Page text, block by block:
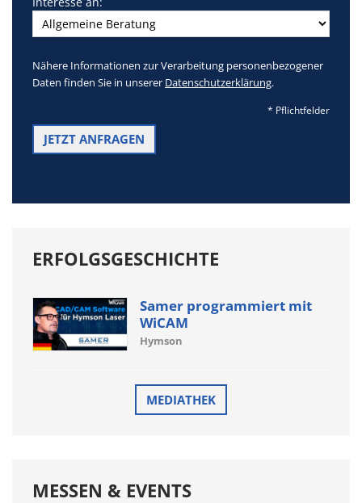
Nähere Informationen zur Verarbeitung personenbezogener
Daten finden Sie in unserer Datenschutzerklärung.
* Pflichtfelder
ERFOLGSGESCHICHTE
Samer programmiert mit
WiCAM
Hymson
MEDIATHEK
MESSEN & EVENTS